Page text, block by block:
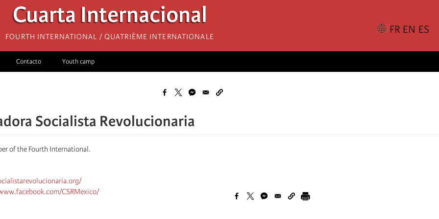
Cuarta Internacional
Fourth International / Quatrième internationale
Contacto Youth camp
Socialista Revolucionaria
of the Fourth International.
CSRMexico/